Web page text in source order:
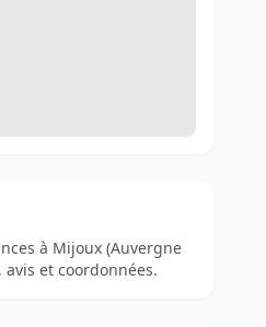
à Mijoux (Auvergne
avis et coordonnées.